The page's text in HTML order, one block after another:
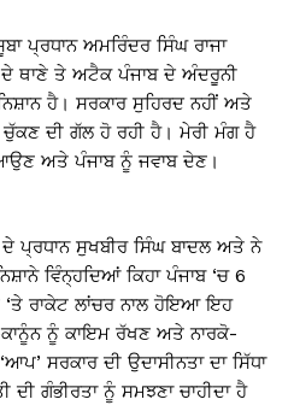
ਪ੍ਰਧਾਨ ਅਮਰਿੰਦਰ ਸਿੰਘ ਰਾਜਾ
ਦੇ ਥਾਣੇ ਤੇ ਅਟੈਕ ਪੰਜਾਬ ਦੇ ਅੰਦਰੂਨੀ
ਹੈ। ਸਰਕਾਰ ਸੁਹਿਰਦ ਨਹੀਂ ਅਤੇ
ਦੀ ਗੱਲ ਹੋ ਰਹੀ ਹੈ। ਮੇਰੀ ਮੰਗ ਹੈ
ਅਤੇ ਪੰਜਾਬ ਨੂੰ ਜਵਾਬ ਦੇਣ।
ਪ੍ਰਧਾਨ ਸੁਖਬੀਰ ਸਿੰਘ ਬਾਦਲ ਅਤੇ ਨੇ
ਵਿੰਨ੍ਹਦਿਆਂ ਕਿਹਾ ਪੰਜਾਬ ‘ਚ 6
‘ਤੇ ਰਾਕੇਟ ਲਾਂਚਰ ਨਾਲ ਹੋਇਆ ਇਹ
ਨੂੰ ਕਾਇਮ ਰੱਖਣ ਅਤੇ ਨਾਰਕੋ-
ਸਰਕਾਰ ਦੀ ਉਦਾਸੀਨਤਾ ਦਾ ਸਿੱਧਾ
ਦੀ ਗੰਭੀਰਤਾ ਨੂੰ ਸਮਝਣਾ ਚਾਹੀਦਾ ਹੈ